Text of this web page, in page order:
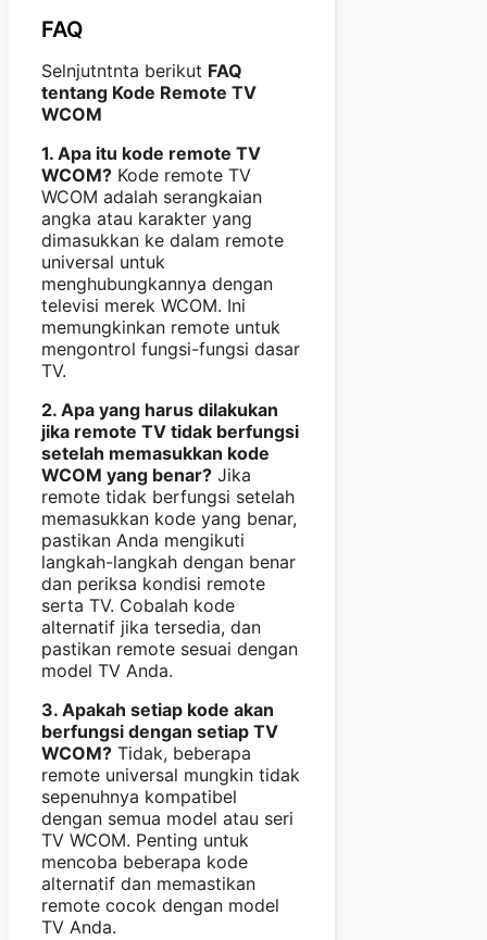
FAQ
Selnjutntnta berikut FAQ
tentang Kode Remote TV
WCOM
1. Apa itu kode remote TV
WCOM? Kode remote TV
WCOM adalah serangkaian
angka atau karakter yang
dimasukkan ke dalam remote
universal untuk
menghubungkannya dengan
televisi merek WCOM. Ini
memungkinkan remote untuk
mengontrol fungsi-fungsi dasar
TV.
2. Apa yang harus dilakukan
jika remote TV tidak berfungsi
setelah memasukkan kode
WCOM yang benar? Jika
remote tidak berfungsi setelah
memasukkan kode yang benar,
pastikan Anda mengikuti
langkah-langkah dengan benar
dan periksa kondisi remote
serta TV. Cobalah kode
alternatif jika tersedia, dan
pastikan remote sesuai dengan
model TV Anda.
3. Apakah setiap kode akan
berfungsi dengan setiap TV
WCOM? Tidak, beberapa
remote universal mungkin tidak
sepenuhnya kompatibel
dengan semua model atau seri
TV WCOM. Penting untuk
mencoba beberapa kode
alternatif dan memastikan
remote cocok dengan model
TV Anda.